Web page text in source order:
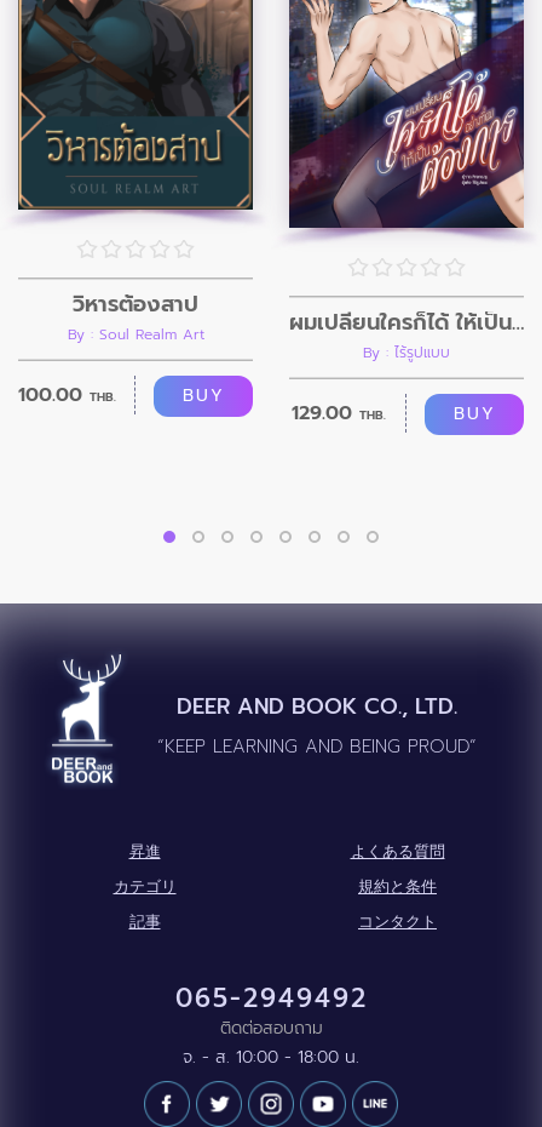
วิหารต้องสาป
By : Soul Realm Art
100.00 THB. BUY
ผมเปลี่ยนใครก็ได้ ให้เป็นอย่างที่ผมต้องการ
By : ไร้รูปแบบ
129.00 THB. BUY
DEER AND BOOK CO., LTD.
“KEEP LEARNING AND BEING PROUD”
昇進
よくある質問
カテゴリ
規約と条件
記事
コンタクト
065-2949492
ติดต่อสอบถาม
จ. - ส. 10:00 - 18:00 น.